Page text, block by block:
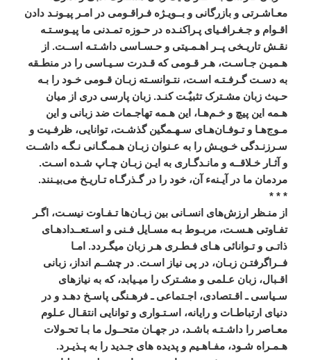
معـاشـرتی و بازرگانی و بــويـژه فـراقـومی در امـر پيـونـد دادن
اقـوام و جـغـرافـيای پـراکنـده در حـوزه تمـدنی ما پيـوسـتـه
نقـش تاريـخی پــر اهـمـيتی و حـسـاسی داشـتـه اســت. از
هـميـن جـاسـت، هـر قـومی که قـدرت سـيـاسی را در منطـقه
به دسـت گـرفـتـه اسـت، نتـوانسـته زبـان قـومی خـود را
بـه
حـيث زبان مشـترک تثبيٌـت کنـد.زبان پارسی دری از ميان
هـمه اين پيچ و خـمهـا، اين هـمه تهاجـمات ضد زبانی و اين
مـوجهـا و تـوفـانهـای سـهـمگين گذشـت، توانايی، ظرفـيت و
سـرزنـدگی خـويـش را به عـنوان زبـان هـمـگـانی نـگـه داشــت
و آثـار خـلاقــه و مانـدگـاری به ايـن زبـان چـاپ شـده اسـت.
مردمان ما در آيـنهء آن، خود را در گـذرگـاه تـاريـخ میبيـنند.
* * *
از منـظر ارزشهای انسـانی بين زبـانها تـفـاوت نيسـت، اگـر
تفـاوتی هـسـت، مربـوط بـه مسـايل فـنی و اسـتعــدادهـای
ذاتـی و تـوانائی هـای فـطـری هـر زبان میگـردد. امـا
فــراگرفتـن زبـان، در پی نياز اسـت.در چشــم انداز، زبانی
اقـبال، زبان عـلمی و مشـترک را میـيابد، که به نيازهای
سـياسی ـ اقـتصادی، اجـتماعی ـ فرهـنگی پاسـخ دهـد و در
دنيای ارتباطـات و رايانه، اسـتـواری و توانايی انتقـال عـلوم
معـاصر را داشـتـه باشـد، در جهـان متحــول ما بـا تحـولات
هـمـراه شـود، مفـاهـيم و پديده های جـديد را به پـذيـرد.